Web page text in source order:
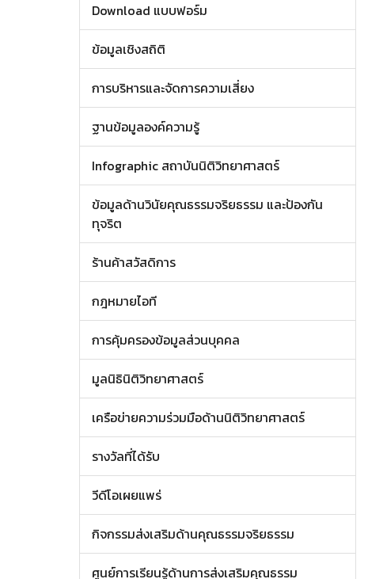
Download แบบฟอร์ม
ข้อมูลเชิงสถิติ
การบริหารและจัดการความเสี่ยง
ฐานข้อมูลองค์ความรู้
Infographic สถาบันนิติวิทยาศาสตร์
ข้อมูลด้านวินัยคุณธรรมจริยธรรม และป้องกัน
ทุจริต
ร้านค้าสวัสดิการ
กฎหมายไอที
การคุ้มครองข้อมูลส่วนบุคคล
มูลนิธินิติวิทยาศาสตร์
เครือข่ายความร่วมมือด้านนิติวิทยาศาสตร์
รางวัลที่ได้รับ
วีดีโอเผยแพร่
กิจกรรมส่งเสริมด้านคุณธรรมจริยธรรม
ศูนย์การเรียนรู้ด้านการส่งเสริมคุณธรรม